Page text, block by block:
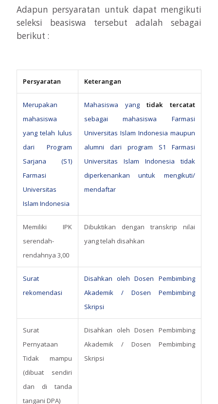
Adapun persyaratan untuk dapat mengikuti
seleksi beasiswa tersebut adalah sebagai
berikut :
Persyaratan Keterangan
Merupakan
mahasiswa
yang telah lulus
dari Program
Sarjana (S1)
Farmasi
Universitas
Islam Indonesia
Mahasiswa yangtidak tercatat
sebagai mahasiswa Farmasi
Universitas Islam Indonesia maupun
alumni dari program S1 Farmasi
Universitas Islam Indonesia tidak
diperkenankan untuk mengikuti/
mendaftar
Memiliki IPK
serendah-
rendahnya 3,00
Dibuktikan dengan transkrip nilai
yang telah disahkan
Surat
rekomendasi
Disahkan oleh Dosen Pembimbing
Akademik / Dosen Pembimbing
Skripsi
Surat
Pernyataan
Tidak mampu
(dibuat sendiri
dan di tanda
tangani DPA)
Disahkan oleh Dosen Pembimbing
Akademik / Dosen Pembimbing
Skripsi